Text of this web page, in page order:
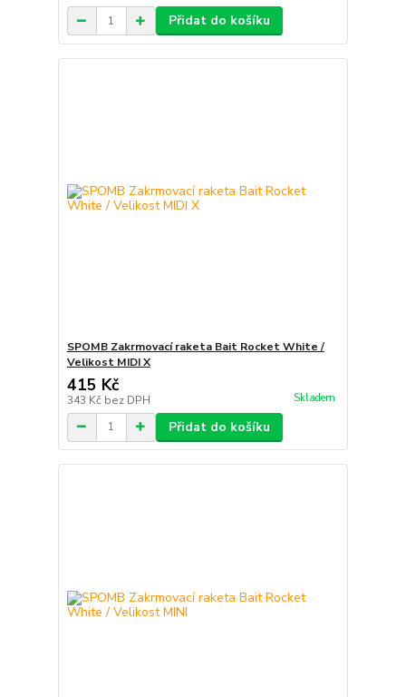
Přidat do košíku
SPOMB Zakrmovací raketa Bait Rocket White /
Velikost MIDI X
415 Kč
343 Kč bez DPH Skladem
Přidat do košíku